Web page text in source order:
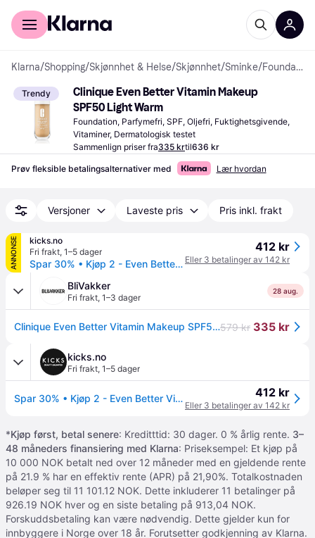
For kunder
Klarna/Shopping/Skjønnhet & Helse/Skjønnhet/Sminke/ Foundations
Trendy
Clinique Even Better Vitamin Makeup
SPF50 Light Warm
Foundation, Parfymefri, SPF, Oljefri, Fuktighetsgivende,
Vitaminer, Dermatologisk testet
Sammenlign priser fra335 krtil636 kr
Prøv fleksible betalingsalternativer med Lær hvordan
Versjoner Laveste pris Pris inkl. frakt
ANNONSE
kicks.no
Fri frakt, 1–5 dager
Spar 30% • Kjøp 2 - Even Better Vitamin Foundation SPF50 Light Warm 3
412 kr
Eller 3 betalinger av 142 kr
BliVakker
Fri frakt, 1–3 dager
28 aug.
Clinique Even Better Vitamin Makeup SPF50 Light Warm 3 30ml579 kr 335 kr
kicks.no
Fri frakt, 1–5 dager
Spar 30% • Kjøp 2 - Even Better Vitamin Foundation SPF50 Light Warm 3 412 kr
Eller 3 betalinger av 142 kr
*Kjøp først, betal senere: Kreditttid: 30 dager. 0 % årlig rente. 3–
48 måneders finansiering med Klarna: Priseksempel: Et kjøp på
10 000 NOK betalt ned over 12 måneder med en gjeldende rente
på 21.9 % har en effektiv rente (APR) på 21,90%. Totalkostnaden
beløper seg til 11 101.12 NOK. Dette inkluderer 11 betalinger på
926.19 NOK hver og en siste betaling på 913,04 NOK.
Forskuddsbetaling kan være nødvendig. Dette gjelder kun for
innbyggere i Norge over 18 år. Forutsetter godkjenning av Klarna.